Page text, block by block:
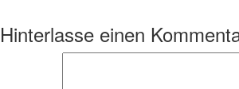
Hinterlasse einen